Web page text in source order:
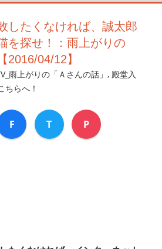
したくなければ、誠太郎
を探せ！：雨上がりの
2016/04/12】
雨上がりの「Ａさんの話」 , 殿堂入
ちらへ！
F T P